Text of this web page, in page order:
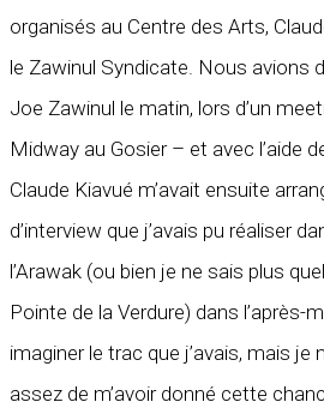
organisés au Centre des Arts,
le Zawinul Syndicate. Nous avions
Joe Zawinul le matin, lors d’un
Midway au Gosier – et avec l’aide
Claude Kiavué m’avait ensuite
d’interview que j’avais pu réaliser
l’Arawak (ou bien je ne sais plus
Pointe de la Verdure) dans l’après-
imaginer le trac que j’avais, mais je
assez de m’avoir donné cette